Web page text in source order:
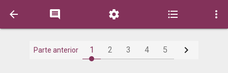
    
Parte anterior 1 2 3 4 5 